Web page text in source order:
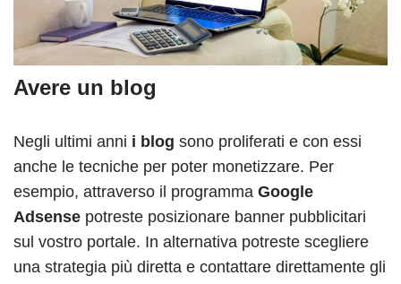
Avere un blog
Negli ultimi anni i blog sono proliferati e con essi
anche le tecniche per poter monetizzare. Per
esempio, attraverso il programma Google
Adsense potreste posizionare banner pubblicitari
sul vostro portale. In alternativa potreste scegliere
una strategia più diretta e contattare direttamente gli